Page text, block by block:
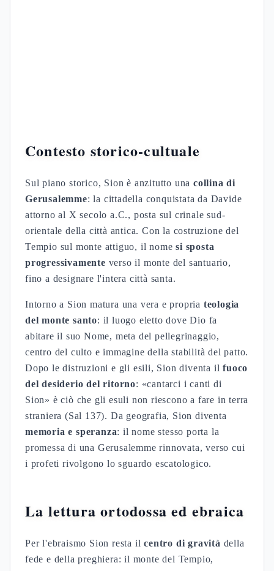
Contesto storico-cultuale
Sul piano storico, Sion è anzitutto una collina di
Gerusalemme: la cittadella conquistata da Davide
attorno al X secolo a.C., posta sul crinale sud-
orientale della città antica. Con la costruzione del
Tempio sul monte attiguo, il nomesi sposta
progressivamente verso il monte del santuario,
fino a designare l'intera città santa.
Intorno a Sion matura una vera e propria teologia
del monte santo: il luogo eletto dove Dio fa
abitare il suo Nome, meta del pellegrinaggio,
centro del culto e immagine della stabilità del patto.
Dopo le distruzioni e gli esili, Sion diventa ilfuoco
del desiderio del ritorno: «cantarci i canti di
Sion» è ciò che gli esuli non riescono a fare in terra
straniera (Sal 137). Da geografia, Sion diventa
memoria e speranza: il nome stesso porta la
promessa di una Gerusalemme rinnovata, verso cui
i profeti rivolgono lo sguardo escatologico.
La lettura ortodossa ed ebraica
Per l'ebraismo Sion resta ilcentro di gravità della
fede e della preghiera: il monte del Tempio,